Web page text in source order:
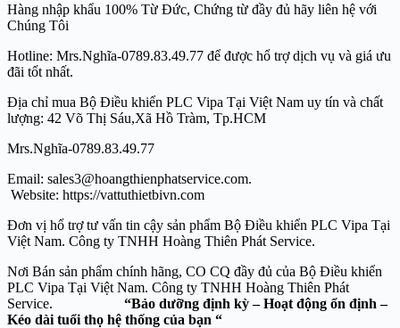
Hàng nhập khẩu 100% Từ Đức, Chứng từ đầy đủ hãy liên hệ với
Chúng Tôi
Hotline: Mrs.Nghĩa-0789.83.49.77 để được hổ trợ dịch vụ và giá ưu
đãi tốt nhất.
Địa chỉ mua Bộ Điều khiển PLC Vipa Tại Việt Nam uy tín và chất
lượng: 42 Võ Thị Sáu,Xã Hồ Tràm, Tp.HCM
Mrs.Nghĩa-0789.83.49.77
Email: sales3@hoangthienphatservice.com.
Website: https://vattuthietbivn.com
Đơn vị hổ trợ tư vấn tin cậy sản phẩm Bộ Điều khiển PLC Vipa Tại
Việt Nam. Công ty TNHH Hoàng Thiên Phát Service.
Nơi Bán sản phẩm chính hãng, CO CQ đầy đủ của Bộ Điều khiển
PLC Vipa Tại Việt Nam. Công ty TNHH Hoàng Thiên Phát
Service.
“Bảo dưỡng định kỳ – Hoạt động ổn định –
Kéo dài tuổi thọ hệ thống của bạn “